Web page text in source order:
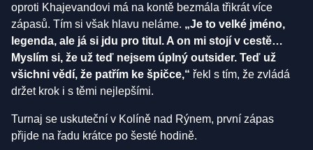
oproti Khajevandovi má na kontě bezmála třikrát více
zápasů. Tím si však hlavu neláme. „Je to velké jméno,
legenda, ale já si jdu pro titul. A on mi stojí v cestě…
Myslím si, že už teď nejsem úplný outsider. Teď už
všichni vědí, že patřím ke špičce,“ řekl s tím, že zvládá
držet krok i s těmi nejlepšími.
Turnaj se uskuteční v Kolíně nad Rýnem, první zápas
přijde na řadu krátce po šesté hodině.